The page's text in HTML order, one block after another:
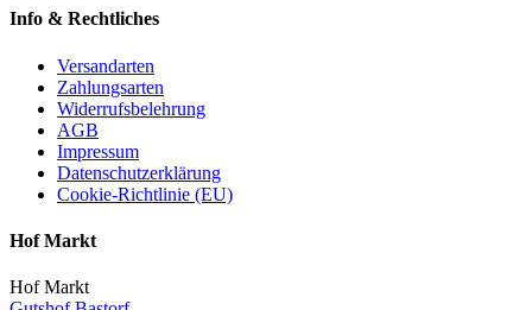
Info & Rechtliches
Versandarten
Zahlungsarten
Widerrufsbelehrung
AGB
Impressum
Datenschutzerklärung
Cookie-Richtlinie (EU)
Hof Markt
Hof Markt